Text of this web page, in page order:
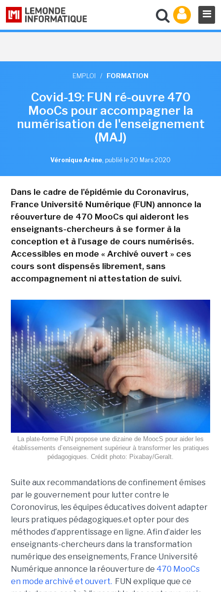
EMPLOI / FORMATION
Covid-19: FUN ré-ouvre 470
MooCs pour accompagner la
numérisation de l'enseignement
(MAJ)
Véronique Arène, publié le 20 Mars 2020
Dans le cadre de l'épidémie du Coronavirus,
France Université Numérique (FUN) annonce la
réouverture de 470 MooCs qui aideront les
enseignants-chercheurs à se former à la
conception et à l'usage de cours numérisés.
Accessibles en mode « Archivé ouvert » ces
cours sont dispensés librement, sans
accompagnement ni attestation de suivi.
La plate-forme FUN propose une dizaine de MoocS pour aider les
établissements d’enseignement supérieur à transformer les pratiques
pédagogiques. Crédit photo: Pixabay/Geralt.
Suite aux recommandations de confinement émises
par le gouvernement pour lutter contre le
Coronovirus, les équipes éducatives doivent adapter
leurs pratiques pédagogiques.et opter pour des
méthodes d’apprentissage en ligne. Afin d’aider les
enseignants-chercheurs dans la transformation
numérique des enseignements, France Université
Numérique annonce la réouverture de 470 MooCs
en mode archivé et ouvert. FUN explique que ce